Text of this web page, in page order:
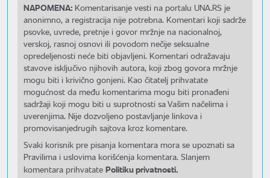
NAPOMENA: Komentarisanje vesti na portalu UNA.RS je
anonimno, a registracija nije potrebna. Komentari koji sadrže
psovke, uvrede, pretnje i govor mržnje na nacionalnoj,
verskoj, rasnoj osnovi ili povodom nečije seksualne
opredeljenosti neće biti objavljeni. Komentari odražavaju
stavove isključivo njihovih autora, koji zbog govora mržnje
mogu biti i krivično gonjeni. Kao čitatelj prihvatate
mogućnost da među komentarima mogu biti pronađeni
sadržaji koji mogu biti u suprotnosti sa Vašim načelima i
uverenjima. Nije dozvoljeno postavljanje linkova i
promovisanjedrugih sajtova kroz komentare.
Svaki korisnik pre pisanja komentara mora se upoznati sa
Pravilima i uslovima korišćenja komentara. Slanjem
komentara prihvatate Politiku privatnosti.